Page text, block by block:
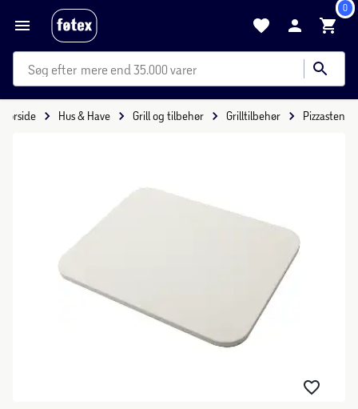
0
mere end 35.000 varer
Forside Hus & Have Grill og tilbehør Grilltilbehør Pizzasten